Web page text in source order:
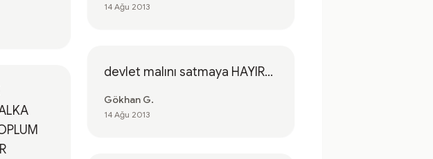
14 Ağu 2013
devlet malını satmaya HAYIR...
Gökhan G.
14 Ağu 2013